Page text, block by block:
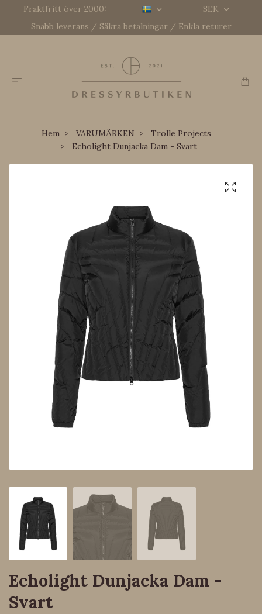
Fraktfritt över 2000:-
SEK
Snabb leverans / Säkra betalningar / Enkla returer
Hem VARUMÄRKEN
Trolle Projects
Echolight Dunjacka Dam - Svart
Echolight Dunjacka Dam -
Svart